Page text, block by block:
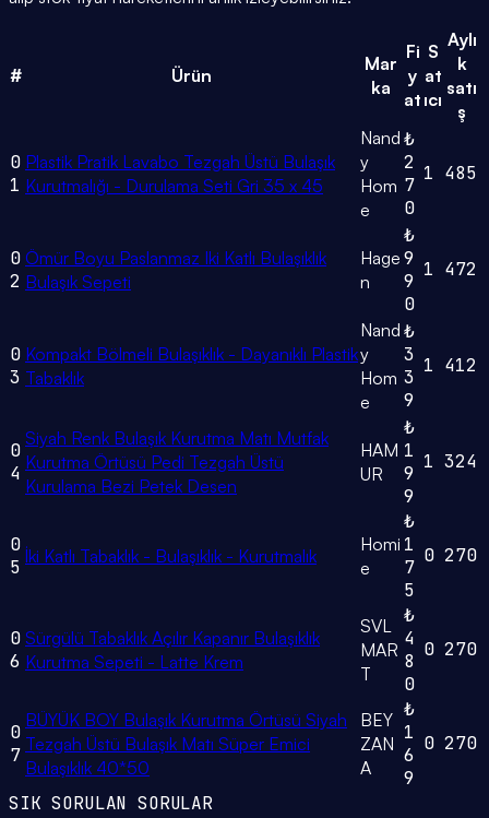
# Ürün
Mar
ka
Fi
y
at
S
at
ıcı
Aylı
k
satı
ş
0
1
Plastik Pratik Lavabo Tezgah Üstü Bulaşık
Kurutmalığı - Durulama Seti Gri 35 x 45
Nand
y
Hom
e
₺
2
7
0
1 485
0
2
Ömür Boyu Paslanmaz Iki Katlı Bulaşıklık
Bulaşık Sepeti
Hage
n
₺
9
9
0
1 472
0
3
Kompakt Bölmeli Bulaşıklık - Dayanıklı Plastik
Tabaklık
Nand
y
Hom
e
₺
3
3
9
1 412
0
4
Siyah Renk Bulaşık Kurutma Matı Mutfak
Kurutma Örtüsü Pedi Tezgah Üstü
Kurulama Bezi Petek Desen
HAM
UR
₺
1
9
9
1 324
0
5 İki Katlı Tabaklık - Bulaşıklık - Kurutmalık
Homi
e
₺
1
7
5
0 270
0
6
Sürgülü Tabaklık Açılır Kapanır Bulaşıklık
Kurutma Sepeti - Latte Krem
SVL
MAR
T
₺
4
8
0
0 270
0
7
BÜYÜK BOY Bulaşık Kurutma Örtüsü Siyah
Tezgah Üstü Bulaşık Matı Süper Emici
Bulaşıklık 40*50
BEY
ZAN
A
₺
1
6
9
0 270
SIK SORULAN SORULAR